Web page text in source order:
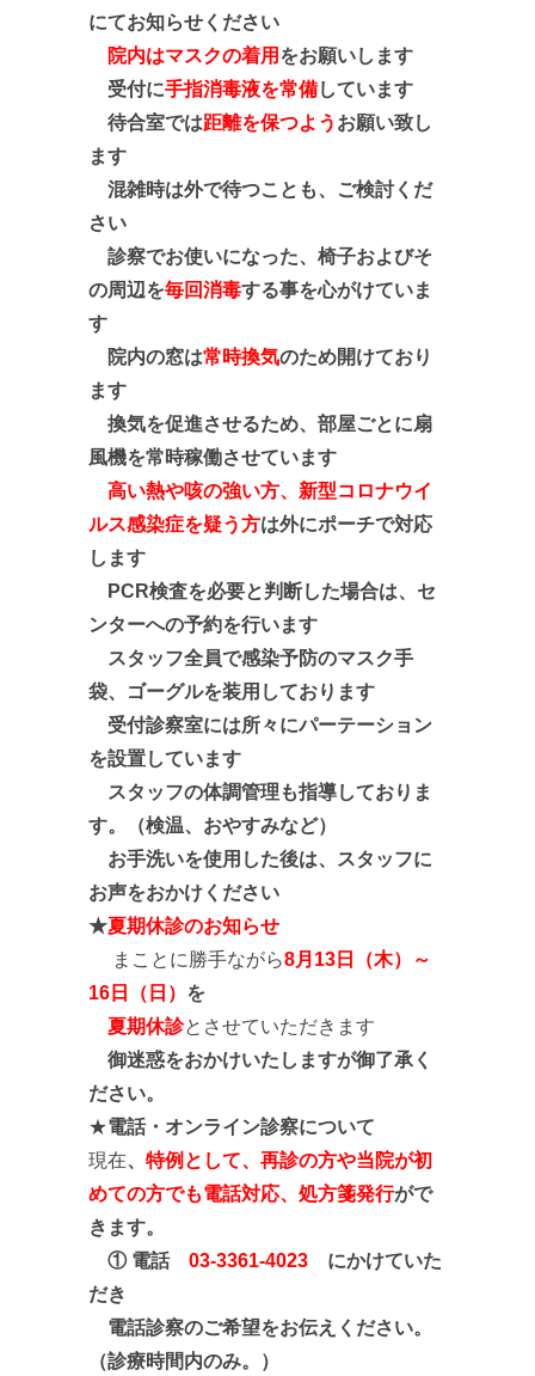
にてお知らせください
院内はマスクの着用 をお願いします
受付に手指消毒液を常備しています
待合室では距離を保つよう お願い致し
ます
混雑時は外で待つことも、ご検討くだ
さい
診察でお使いになった、椅子およびそ
の周辺を毎回消毒する事を心がけていま
す
院内の窓は常時換気のため開けており
ます
換気を促進させるため、部屋ごとに扇
風機を常時稼働させています
高い熱や咳の強い方、新型コロナウイ
ルス感染症を疑う方は外にポーチで対応
します
PCR検査を必要と判断した場合は、セ
ンターへの予約を行います
スタッフ全員で感染予防のマスク手
袋、ゴーグルを装用しております
受付診察室には所々にパーテーション
を設置しています
スタッフの体調管理も指導しておりま
す。（検温、おやすみなど）
お手洗いを使用した後は、スタッフに
お声をおかけください
★夏期休診のお知らせ
まことに勝手ながら8月 13 日（木）～
16 日（日） を
夏期休診とさせていただきます
御迷惑をおかけいたしますが御了承く
ださい。
★電話・オンライン診察について
現在、 特例として、再診の方や当院が初
めての方でも電話対応、処方箋発行がで
きます。
① 電話 03-3361-4023 にかけていた
だき
電話診察のご希望をお伝えください。
（診療時間内のみ。）